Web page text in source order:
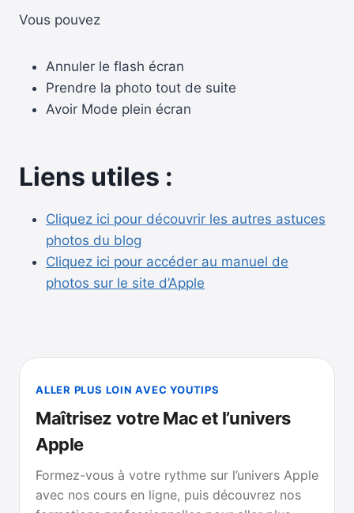
Vous pouvez
Annuler le flash écran
Prendre la photo tout de suite
Avoir Mode plein écran
Liens utiles :
Cliquez ici pour découvrir les autres astuces
photos du blog
Cliquez ici pour accéder au manuel de
photos sur le site d’Apple
ALLER PLUS LOIN AVEC YOUTIPS
Maîtrisez votre Mac et l’univers
Apple
Formez-vous à votre rythme sur l’univers Apple
avec nos cours en ligne, puis découvrez nos